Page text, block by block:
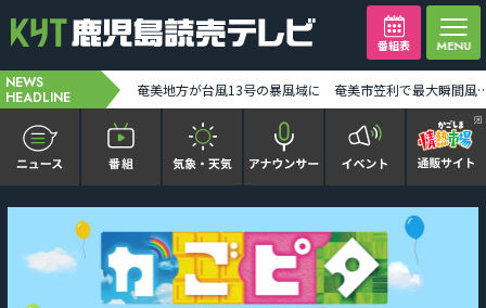
番組表
NEWS
HEADLINE 台風13号奄美地方の一部が暴風域に 7日朝から昼前にかけ奄美地方に最接近か 線状降水帯発生の恐れも [2026-08-07 00:00:00] 奄美地方が台風13号の暴風域に 奄美市笠利で最大瞬間風速
かごピタ FAMILIAR
KYT news every かごしま